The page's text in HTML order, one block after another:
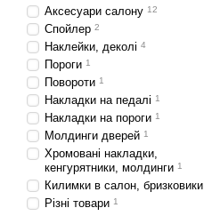
Аксесуари салону 12
Спойлер 2
Наклейки, деколі 4
Пороги 1
Повороти 1
Накладки на педалі 1
Накладки на пороги 1
Молдинги дверей 1
Хромовані накладки,
кенгурятники, молдинги 1
Килимки в салон, бризковики
Різні товари 1